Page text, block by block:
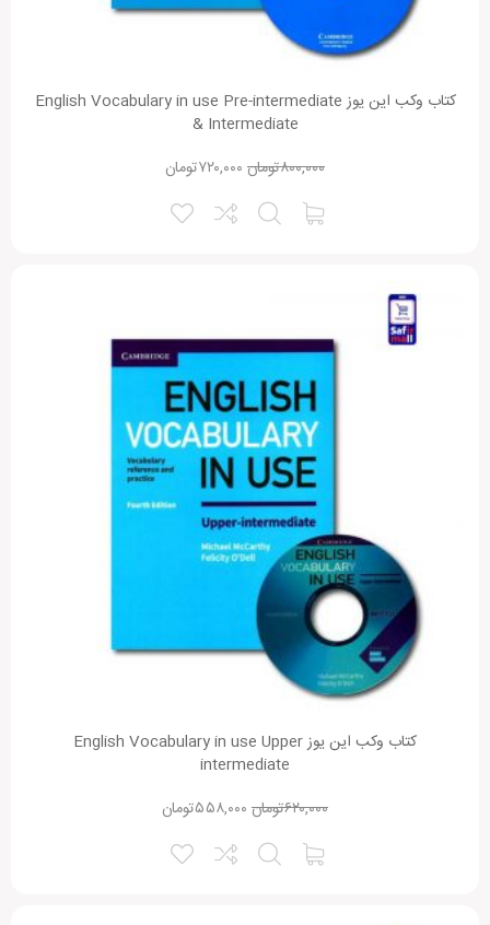
کتاب وکب این یوز English Vocabulary in use Pre-intermediate
& Intermediate
تومان۸۰۰,۰۰۰ تومان۷۲۰,۰۰۰
کتاب وکب این یوز English Vocabulary in use Upper
intermediate
تومان۶۲۰,۰۰۰ تومان۵۵۸,۰۰۰